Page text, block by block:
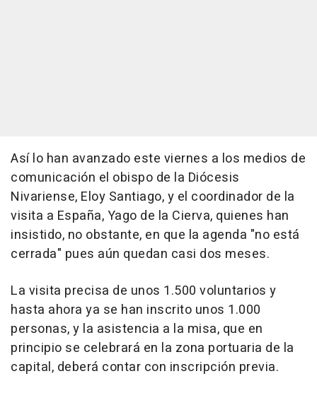
Así lo han avanzado este viernes a los medios de
comunicación el obispo de la Diócesis
Nivariense, Eloy Santiago, y el coordinador de la
visita a España, Yago de la Cierva, quienes han
insistido, no obstante, en que la agenda "no está
cerrada" pues aún quedan casi dos meses.
La visita precisa de unos 1.500 voluntarios y
hasta ahora ya se han inscrito unos 1.000
personas, y la asistencia a la misa, que en
principio se celebrará en la zona portuaria de la
capital, deberá contar con inscripción previa.